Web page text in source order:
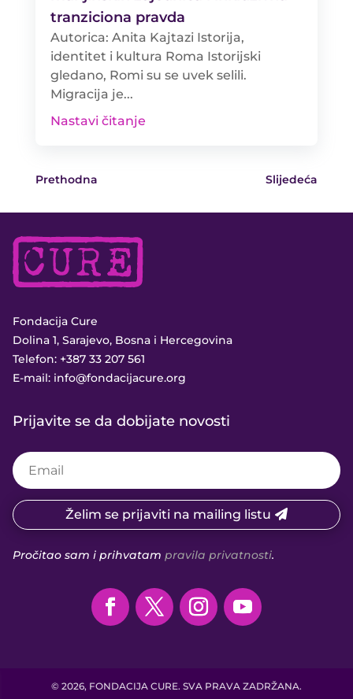
tranziciona pravda
Autorica: Anita Kajtazi Istorija,
identitet i kultura Roma Istorijski
gledano, Romi su se uvek selili.
Migracija je...
Nastavi čitanje
Prethodna Slijedeća
Fondacija Cure
Dolina 1, Sarajevo, Bosna i Hercegovina
Telefon: +387 33 207 561
E-mail: info@fondacijacure.org
Prijavite se da dobijate novosti
Želim se prijaviti na mailing listu
Pročitao sam i prihvatam pravila privatnosti.
© 2026, FONDACIJA CURE. SVA PRAVA ZADRŽANA.